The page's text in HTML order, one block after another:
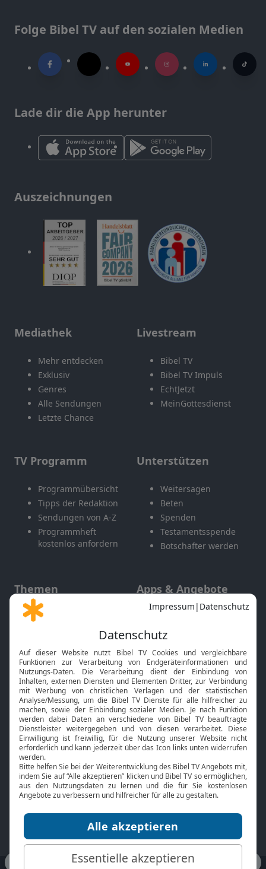
Folge Bibel TV auf den sozialen Medien
Lade dir die App herunter
Auszeichnungen
Mediathek
Mehr entdecken
Exklusiv
Genres
Alle Sendungen
Letzte Chance
Livestream
Bibel TV
Bibel TV Impuls
EchtJetzt
MeinGottesdienst
TV Programm
Programmübersicht
Tipps der Redaktion
Sendungen von A-Z
Programmheft
kostenlos anfordern
Unterstützen
Weitersagen
Beten
Spenden
Testamentsspende
Botschafter werden
Themen
Gott und Bibel erklärt
Neuigkeiten
Apps & Angebote
Mobile App
Smart TV
HbbTV
Bibelthek Online-Bibel
Nächster Gottesdienst
Bibel TV
Über uns
Jobs
Mediadaten
Service
Kontakt
TV-Empfang